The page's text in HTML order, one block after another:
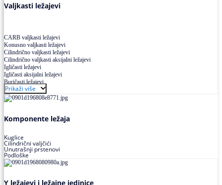
Valjkasti ležajevi
CARB valjkasti ležajevi
Konusno valjkasti ležajevi
Cilindrično valjkasti ležajevi
Cilindrično valjkasti aksijalni ležajevi
Igličasti ležajevi
Igličasti aksijalni ležajevi
Buričasti ležajevi
Buričasti zaptiveni ležajevi
Buričasti aksijalni ležajevi
Prikaži više
Komponente ležaja
Kuglice
Cilindrični valjčići
Unutrašnji prstenovi
Podloške
Y ležajevi i ležajne jedinice